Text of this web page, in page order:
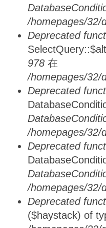
/homepages/32/
Deprecated
978 在
/homepages/32/
Deprecated
/homepages/32/
Deprecated
/homepages/32/
Deprecated
($haystack) of